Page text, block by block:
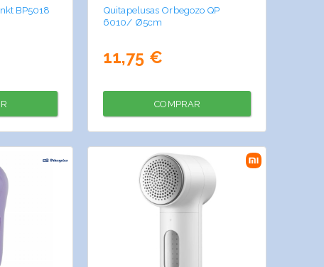
BP5018
Quitapelusas Orbegozo QP
6010/ Ø5cm
11,75 €
COMPRAR